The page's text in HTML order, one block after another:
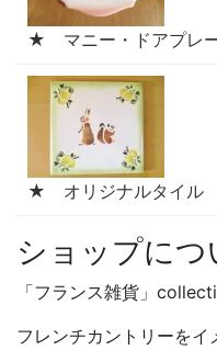
★ マニー・ドアプレ
★ オリジナルタイル
ショップにつ
「フランス雑貨」
フレンチカントリーを